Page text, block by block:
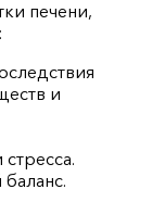
печени,
и